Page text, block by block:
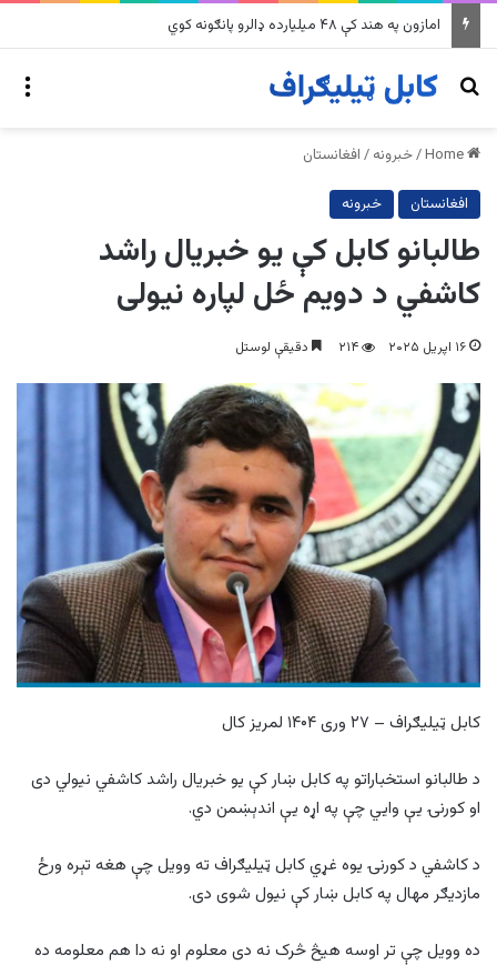
امازون په هند کې ۴۸ میلیارده ډالرو پانګونه کوي
Search for
/خبرونه / افغانستان
افغانستان خبرونه
طالبانو کابل کې یو خبریال راشد
کاشفي د دويم ځل لپاره نیولی
۱۶ اپریل ۲۰۲۵ ۲۱۴ دقیقې لوستل
کابل ټیلیګراف – ۲۷ وری ۱۴۰۴ لمریز کال
د طالبانو استخباراتو په کابل ښار کې یو خبریال راشد کاشفي نیولي دی
او کورنۍ یې وایي چې په اړه یې اندېښمن دي.
د کاشفي د کورنۍ یوه غړي کابل ټیلیګراف ته وویل چې هغه تېره ورځ
مازدیګر مهال په کابل ښار کې نیول شوی دی.
ده وویل چې تر اوسه هیڅ څرک نه دی معلوم او نه دا هم معلومه ده